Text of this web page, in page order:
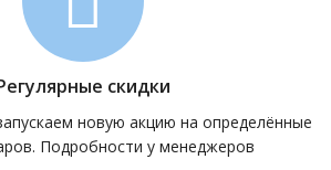
скидки
новую акцию на определённые
Подробности у менеджеров